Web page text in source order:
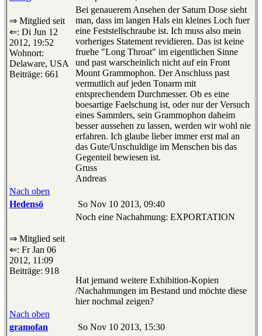
⇒ Mitglied seit
⇐: Di Jun 12
2012, 19:52
Wohnort:
Delaware, USA
Beiträge: 661
Bei genauerem Ansehen der Saturn Dose sieht
man, dass im langen Hals ein kleines Loch fuer
eine Feststellschraube ist. Ich muss also mein
vorheriges Statement revidieren. Das ist keine
fruehe "Long Throat" im eigentlichen Sinne
und past warscheinlich nicht auf ein Front
Mount Grammophon. Der Anschluss past
vermutlich auf jeden Tonarm mit
entsprechendem Durchmesser. Ob es eine
boesartige Faelschung ist, oder nur der Versuch
eines Sammlers, sein Grammophon daheim
besser aussehen zu lassen, werden wir wohl nie
erfahren. Ich glaube lieber immer erst mal an
das Gute/Unschuldige im Menschen bis das
Gegenteil bewiesen ist.
Gruss
Andreas
Nach oben
Hedensö
So Nov 10 2013, 09:40
⇒ Mitglied seit
⇐: Fr Jan 06
2012, 11:09
Beiträge: 918
Noch eine Nachahmung: EXPORTATION
Hat jemand weitere Exhibition-Kopien
/Nachahmungen im Bestand und möchte diese
hier nochmal zeigen?
Nach oben
gramofan
So Nov 10 2013, 15:30